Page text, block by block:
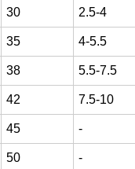
30 2.5-4
35 4-5.5
38 5.5-7.5
42 7.5-10
45 -
50 -